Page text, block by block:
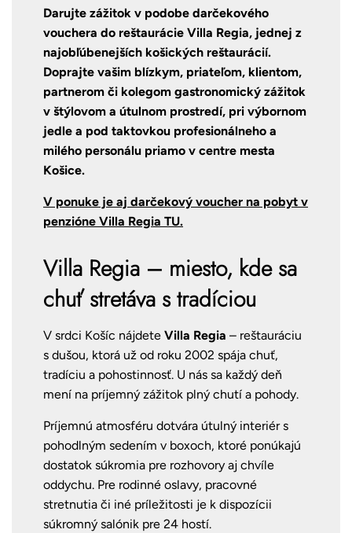
Darujte zážitok v podobe darčekového
vouchera do reštaurácie Villa Regia, jednej z
najobľúbenejších košických reštaurácií.
Doprajte vašim blízkym, priateľom, klientom,
partnerom či kolegom gastronomický zážitok
v štýlovom a útulnom prostredí, pri výbornom
jedle a pod taktovkou profesionálneho a
milého personálu priamo v centre mesta
Košice.
V ponuke je aj darčekový voucher na pobyt v
penzióne Villa Regia TU.
Villa Regia – miesto, kde sa
chuť stretáva s tradíciou
V srdci Košíc nájdete Villa Regia – reštauráciu
s dušou, ktorá už od roku 2002 spája chuť,
tradíciu a pohostinnosť. U nás sa každý deň
mení na príjemný zážitok plný chutí a pohody.
Príjemnú atmosféru dotvára útulný interiér s
pohodlným sedením v boxoch, ktoré ponúkajú
dostatok súkromia pre rozhovory aj chvíle
oddychu. Pre rodinné oslavy, pracovné
stretnutia či iné príležitosti je k dispozícii
súkromný salónik pre 24 hostí.